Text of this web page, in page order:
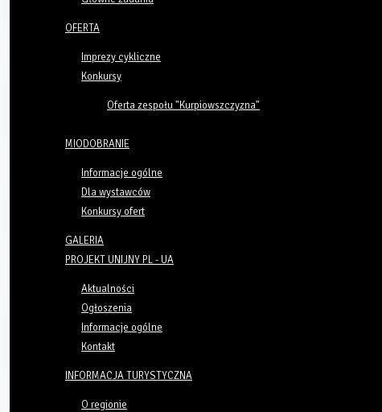
OFERTA
Imprezy cykliczne
Konkursy
Oferta zespołu "Kurpiowszczyzna"
MIODOBRANIE
Informacje ogólne
Dla wystawców
Konkursy ofert
GALERIA
PROJEKT UNIJNY PL - UA
Aktualności
Ogłoszenia
Informacje ogólne
Kontakt
INFORMACJA TURYSTYCZNA
O regionie